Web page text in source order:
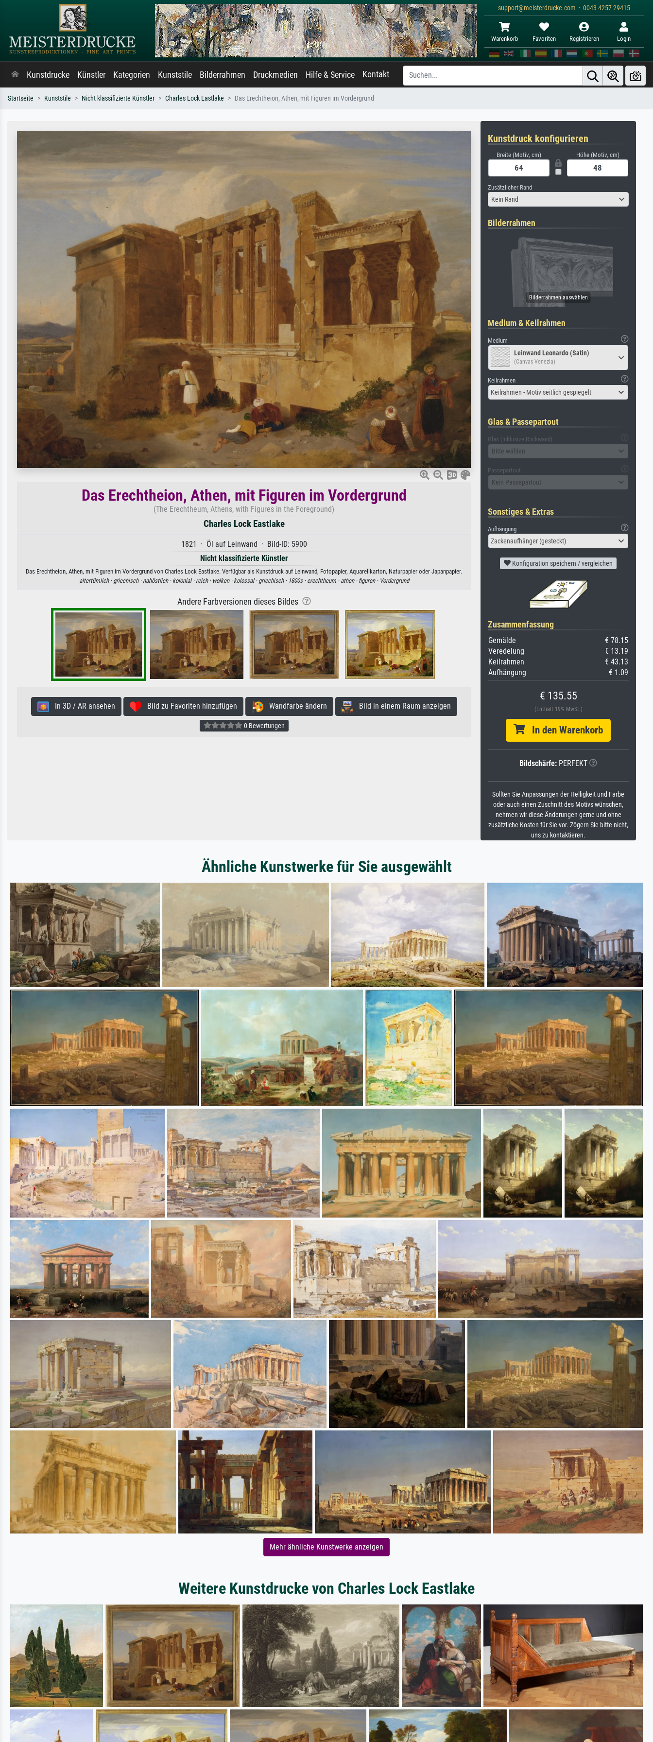
support@meisterdrucke.com · 0043 4257 29415
Warenkorb Favoriten Registrieren Login
Kunstdrucke Künstler Kategorien Kunststile Bilderrahmen Druckmedien Hilfe & Service Kontakt
Startseite Kunststile Nicht klassifizierte Künstler Charles Lock Eastlake Das Erechtheion, Athen, mit Figuren im Vordergrund
Das Erechtheion, Athen, mit Figuren im Vordergrund
(The Erechtheum, Athens, with Figures in the Foreground)
Charles Lock Eastlake
1821 · Öl auf Leinwand · Bild-ID: 5900
Nicht klassifizierte Künstler
Das Erechtheion, Athen, mit Figuren im Vordergrund von Charles Lock Eastlake. Verfügbar als Kunstdruck auf Leinwand, Fotopapier, Aquarellkarton, Naturpapier oder Japanpapier.
altertümlich · griechisch · nahöstlich · kolonial · reich · wolken · kolossal · griechisch · 1800s · erechtheum · athen · figuren · Vordergrund
Andere Farbversionen dieses Bildes
In 3D / AR ansehen Bild zu Favoriten hinzufügen Wandfarbe ändern Bild in einem Raum anzeigen
0 Bewertungen
Kunstdruck konfigurieren
Breite (Motiv, cm) Höhe (Motiv, cm)
Zusätzlicher Rand
Kein Rand
Bilderrahmen
Medium & Keilrahmen
Medium
Leinwand Leonardo (Satin)
(Canvas Venezia)
Keilrahmen
Keilrahmen - Motiv seitlich gespiegelt
Glas & Passepartout
Glas (inklusive Rückwand)
Bitte wählen
Passepartout
Kein Passepartout
Sonstiges & Extras
Aufhängung
Zackenaufhänger (gesteckt)
Konfiguration speichern / vergleichen
Zusammenfassung
Gemälde
€ 78.15
Veredelung
€ 13.19
Keilrahmen
€ 43.13
Aufhängung
€ 1.09
€ 135.55
(Enthält 19% MwSt.)
In den Warenkorb
Bildschärfe: PERFEKT
Sollten Sie Anpassungen der Helligkeit und Farbe
oder auch einen Zuschnitt des Motivs wünschen,
nehmen wir diese Änderungen gerne und ohne
zusätzliche Kosten für Sie vor. Zögern Sie bitte nicht,
uns zu kontaktieren.
Ähnliche Kunstwerke für Sie ausgewählt
Mehr ähnliche Kunstwerke anzeigen
Weitere Kunstdrucke von Charles Lock Eastlake